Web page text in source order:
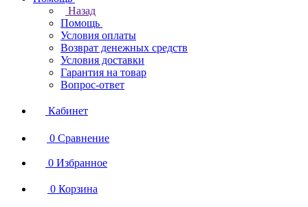
Назад
Помощь
Условия оплаты
Возврат денежных средств
Условия доставки
Гарантия на товар
Вопрос-ответ
Кабинет
0 Сравнение
0 Избранное
0 Корзина